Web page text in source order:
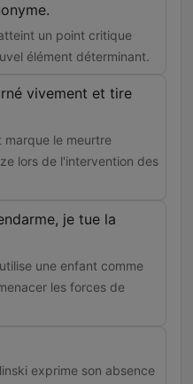
un point critique
élément déterminant.
vivement et tire
marque le meurtre
lors de l'intervention des
je tue la
une enfant comme
les forces de
exprime son absence